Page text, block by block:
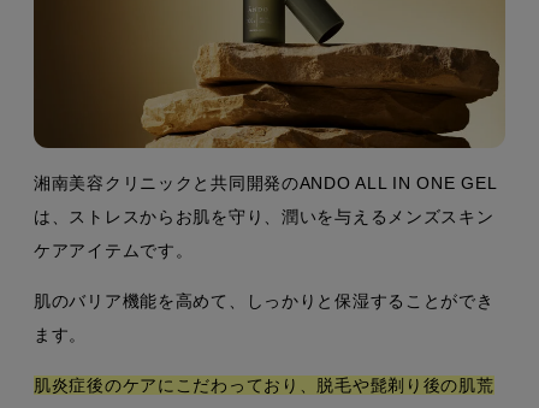
湘南美容クリニックと共同開発のANDO ALL IN ONE GEL
は、ストレスからお肌を守り、潤いを与えるメンズスキン
ケアアイテムです。
肌のバリア機能を高めて、しっかりと保湿することができ
ます。
肌炎症後のケアにこだわっており、脱毛や髭剃り後の肌荒